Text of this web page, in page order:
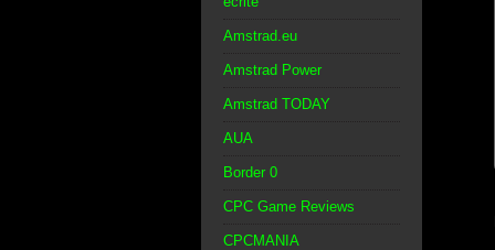
Amstrad.eu
Amstrad Power
Amstrad TODAY
AUA
Border 0
CPC Game Reviews
CPCMANIA